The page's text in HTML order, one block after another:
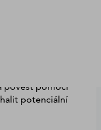
pověst pomocí
potenciální